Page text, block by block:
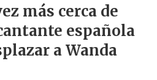
más cerca de
española
a Wanda